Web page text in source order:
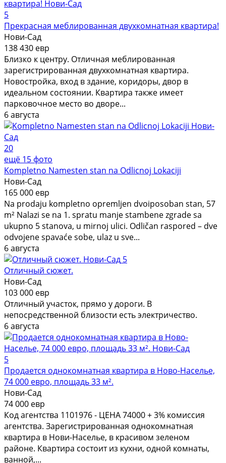
5
Прекрасная меблированная двухкомнатная квартира!
Нови-Сад
138 430 евр
Близко к центру. Отличная меблированная
зарегистрированная двухкомнатная квартира.
Новостройка, вход в здание, коридоры, двор в
идеальном состоянии. Квартира также имеет
парковочное место во дворе...
6 августа
20
ещё 15 фото
Kompletno Namesten stan na Odlicnoj Lokaciji
Нови-Сад
165 000 евр
Na prodaju kompletno opremljen dvoiposoban stan, 57
m² Nalazi se na 1. spratu manje stambene zgrade sa
ukupno 5 stanova, u mirnoj ulici. Odličan raspored – dve
odvojene spavaće sobe, ulaz u sve...
6 августа
5
Отличный сюжет.
Нови-Сад
103 000 евр
Отличный участок, прямо у дороги. В
непосредственной близости есть электричество.
6 августа
5
Продается однокомнатная квартира в Ново-Населье,
74 000 евро, площадь 33 м².
Нови-Сад
74 000 евр
Код агентства 1101976 - ЦЕНА 74000 + 3% комиссия
агентства. Зарегистрированная однокомнатная
квартира в Нови-Населье, в красивом зеленом
районе. Квартира состоит из кухни, одной комнаты,
ванной,...